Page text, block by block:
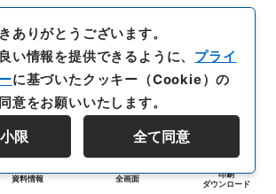
資料情報 全画面
印刷
ダウンロード
ありがとうございます。
い情報を提供できるように、 プライ
に基づいたクッキー（Cookie）の
意をお願いいたします。
限 全て同意